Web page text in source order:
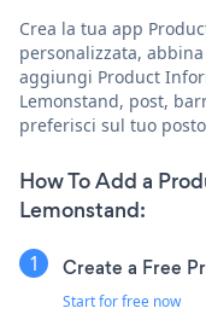
Crea la tua app
personalizzata,
aggiungi Product
Lemonstand, post,
preferisci sul tuo
How To Add a
Lemonstand:
Create a Free
Start for free now